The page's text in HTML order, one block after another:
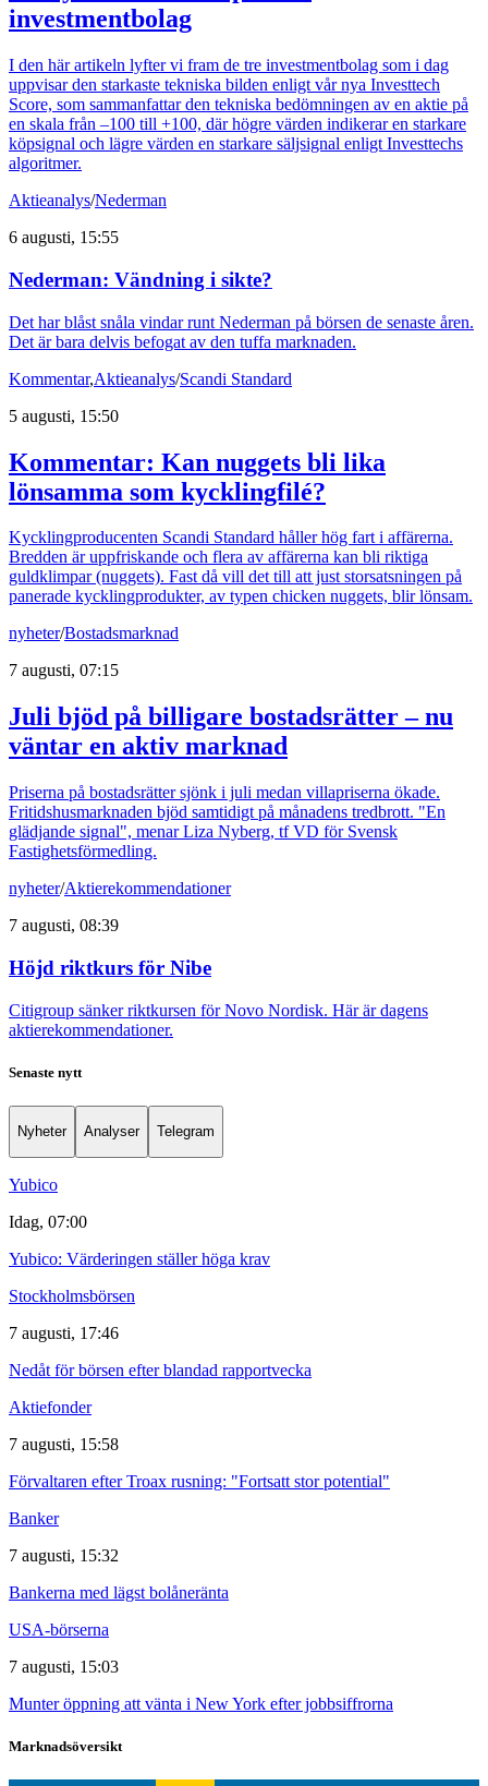
investmentbolag
I den här artikeln lyfter vi fram de tre investmentbolag som i dag
uppvisar den starkaste tekniska bilden enligt vår nya Investtech
Score, som sammanfattar den tekniska bedömningen av en aktie på
en skala från –100 till +100, där högre värden indikerar en starkare
köpsignal och lägre värden en starkare säljsignal enligt Investtechs
algoritmer.
Aktieanalys/Nederman
6 augusti, 15:55
Nederman: Vändning i sikte?
Det har blåst snåla vindar runt Nederman på börsen de senaste åren.
Det är bara delvis befogat av den tuffa marknaden.
Kommentar,Aktieanalys/Scandi Standard
5 augusti, 15:50
Kommentar: Kan nuggets bli lika
lönsamma som kycklingfilé?
Kycklingproducenten Scandi Standard håller hög fart i affärerna.
Bredden är uppfriskande och flera av affärerna kan bli riktiga
guldklimpar (nuggets). Fast då vill det till att just storsatsningen på
panerade kycklingprodukter, av typen chicken nuggets, blir lönsam.
nyheter/Bostadsmarknad
7 augusti, 07:15
Juli bjöd på billigare bostadsrätter – nu
väntar en aktiv marknad
Priserna på bostadsrätter sjönk i juli medan villapriserna ökade.
Fritidshusmarknaden bjöd samtidigt på månadens tredbrott. "En
glädjande signal", menar Liza Nyberg, tf VD för Svensk
Fastighetsförmedling.
nyheter/Aktierekommendationer
7 augusti, 08:39
Höjd riktkurs för Nibe
Citigroup sänker riktkursen för Novo Nordisk. Här är dagens
aktierekommendationer.
Senaste nytt
Nyheter Analyser Telegram
Yubico
Idag, 07:00
Yubico: Värderingen ställer höga krav
Stockholmsbörsen
7 augusti, 17:46
Nedåt för börsen efter blandad rapportvecka
Aktiefonder
7 augusti, 15:58
Förvaltaren efter Troax rusning: "Fortsatt stor potential"
Banker
7 augusti, 15:32
Bankerna med lägst bolåneränta
USA-börserna
7 augusti, 15:03
Munter öppning att vänta i New York efter jobbsiffrorna
Marknadsöversikt